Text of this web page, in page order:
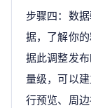
步骤四：数
据，了解你
据此调整发
量级，可以
行预览、周